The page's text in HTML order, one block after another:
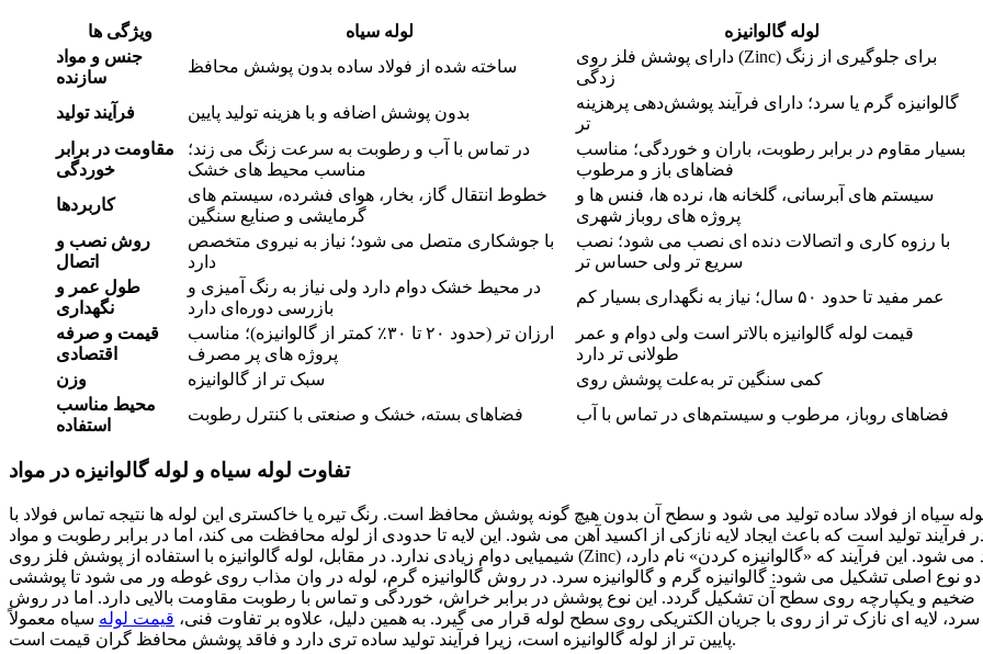
ویژگی‌ ها لوله سیاه
لوله گالوانیزه
جنس و مواد
سازنده
ساخته‌ شده از فولاد ساده بدون پوشش محافظ
دارای پوشش فلز روی (Zinc) برای جلوگیری از زنگ‌
زدگی
فرآیند تولید
بدون پوشش اضافه و با هزینه تولید پایین
گالوانیزه گرم یا سرد؛ دارای فرآیند پوشش‌دهی پرهزینه‌
تر
مقاومت در برابر
خوردگی
در تماس با آب و رطوبت به‌ سرعت زنگ می‌ زند؛
مناسب محیط‌ های خشک
بسیار مقاوم در برابر رطوبت، باران و خوردگی؛ مناسب
فضاهای باز و مرطوب
کاربردها
خطوط انتقال گاز، بخار، هوای فشرده، سیستم‌ های
گرمایشی و صنایع سنگین
سیستم‌ های آبرسانی، گلخانه‌ ها، نرده‌ ها، فنس‌ ها و
پروژه‌ های روباز شهری
روش نصب و
اتصال
با جوشکاری متصل می‌ شود؛ نیاز به نیروی متخصص
دارد
با رزوه‌ کاری و اتصالات دنده‌ ای نصب می‌ شود؛ نصب
سریع‌ تر ولی حساس‌ تر
طول عمر و
نگهداری
در محیط خشک دوام دارد ولی نیاز به رنگ‌ آمیزی و
بازرسی دوره‌ای دارد
عمر مفید تا حدود ۵۰ سال؛ نیاز به نگهداری بسیار کم
قیمت و صرفه
اقتصادی
ارزان‌ تر (حدود ۲۰ تا ۳۰٪ کمتر از گالوانیزه)؛ مناسب
پروژه‌ های پر مصرف
قیمت لوله گالوانیزه بالاتر است ولی دوام و عمر
طولانی‌ تر دارد
وزن
سبک‌ تر از گالوانیزه
کمی سنگین‌ تر به‌علت پوشش روی
محیط مناسب
استفاده
فضاهای بسته، خشک و صنعتی با کنترل رطوبت فضاهای روباز، مرطوب و سیستم‌های در تماس با آب
تفاوت لوله سیاه و لوله گالوانیزه در مواد
سیاه از فولاد ساده تولید می شود و سطح آن بدون هیچ گونه پوشش محافظ است. رنگ تیره یا خاکستری این لوله ها نتیجه تماس فولاد با
فرآیند تولید است که باعث ایجاد لایه نازکی از اکسید آهن می شود. این لایه تا حدودی از لوله محافظت می کند، اما در برابر رطوبت و مواد
شیمیایی دوام زیادی ندارد. در مقابل، لوله گالوانیزه با استفاده از پوشش فلز روی (Zinc) تولید می شود. این فرآیند که «گالوانیزه کردن» نام دارد،
دو نوع اصلی تشکیل می شود: گالوانیزه گرم و گالوانیزه سرد. در روش گالوانیزه گرم، لوله در وان مذاب روی غوطه ور می شود تا پوششی
ضخیم و یکپارچه روی سطح آن تشکیل گردد. این نوع پوشش در برابر خراش، خوردگی و تماس با رطوبت مقاومت بالایی دارد. اما در روش
سرد، لایه ای نازک تر از روی با جریان الکتریکی روی سطح لوله قرار می گیرد. به همین دلیل، علاوه بر تفاوت فنی، قیمت لوله سیاه معمولاً
پایین تر از لوله گالوانیزه است، زیرا فرآیند تولید ساده تری دارد و فاقد پوشش محافظ گران قیمت است.